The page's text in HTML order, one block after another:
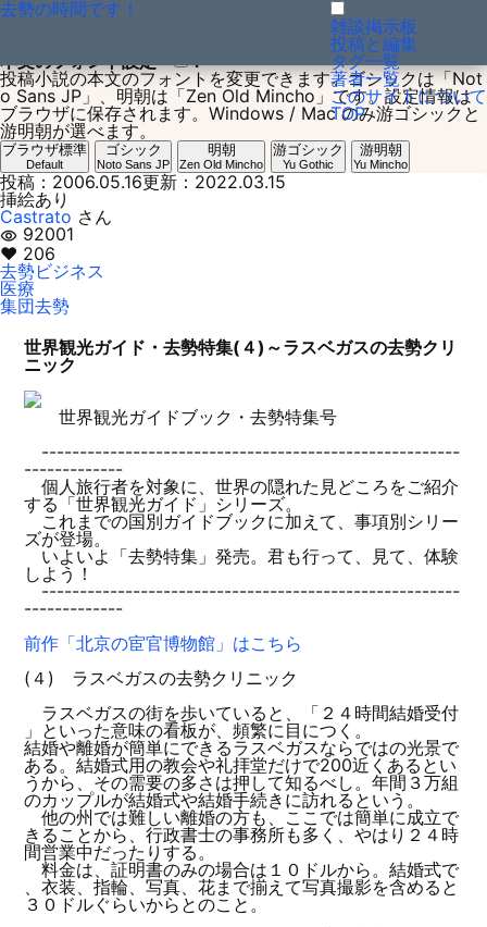
去勢の時間です！
雑談掲示板
投稿と編集
タグ一覧
著者一覧
このサイトについて
TOP
投稿小説：1147789655
本文のフォント設定
？
投稿小説の本文のフォントを変更できます。ゴシックは「Not
o Sans JP」、明朝は「Zen Old Mincho」です。設定情報は
ブラウザに保存されます。Windows / Mac のみ游ゴシックと
游明朝が選べます。
ブラウザ標準
Default
ゴシック
Noto Sans JP
明朝
Zen Old Mincho
游ゴシック
Yu Gothic
游明朝
Yu Mincho
投稿：2006.05.16更新：2022.03.15
挿絵あり
Castrato さん
visibility 92001
♥ 206
去勢ビジネス
医療
集団去勢
世界観光ガイド・去勢特集(４)～ラスベガスの去勢クリ
ニック
世界観光ガイドブック・去勢特集号
-------------------------------------------------------
-------------
個人旅行者を対象に、世界の隠れた見どころをご紹介
する「世界観光ガイド」シリーズ。
これまでの国別ガイドブックに加えて、事項別シリー
ズが登場。
いよいよ「去勢特集」発売。君も行って、見て、体験
しよう！
-------------------------------------------------------
-------------
前作「北京の宦官博物館」はこちら
(４) ラスベガスの去勢クリニック
ラスベガスの街を歩いていると、「２４時間結婚受付
」といった意味の看板が、頻繁に目につく。
結婚や離婚が簡単にできるラスベガスならではの光景で
ある。結婚式用の教会や礼拝堂だけで200近くあるとい
うから、その需要の多さは押して知るべし。年間３万組
のカップルが結婚式や結婚手続きに訪れるという。
他の州では難しい離婚の方も、ここでは簡単に成立で
きることから、行政書士の事務所も多く、やはり２４時
間営業中だったりする。
料金は、証明書のみの場合は１０ドルから。結婚式で
、衣装、指輪、写真、花まで揃えて写真撮影を含めると
３０ドルぐらいからとのこと。